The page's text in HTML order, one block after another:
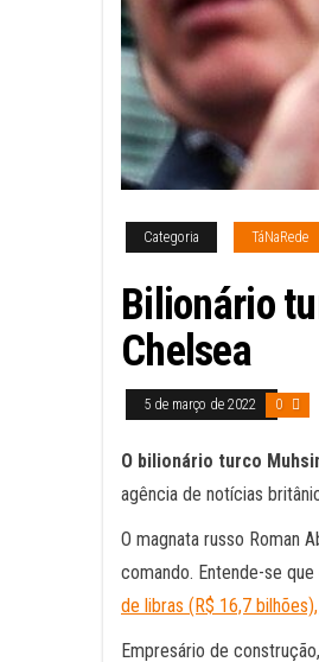
Categoria TáNaRede
Bilionário
Chelsea
5 de março de 2022 0
O bilionário turco
agência de notícias
O magnata russo Roman
comando. Entende-se
de libras (R$ 16,7
Empresário de